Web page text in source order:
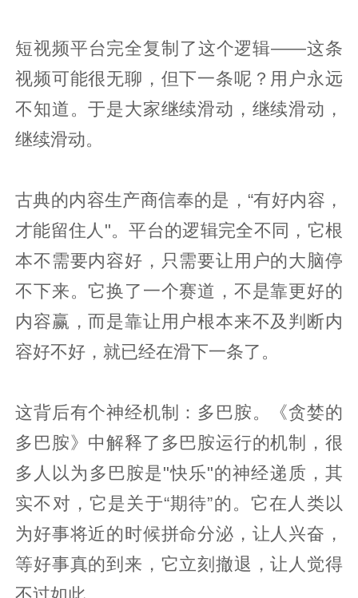
短视频平台完全复制了这个逻辑——这条
视频可能很无聊，但下一条呢？用户永远
不知道。于是大家继续滑动，继续滑动，
继续滑动。
古典的内容生产商信奉的是，“有好内容，
才能留住人"。平台的逻辑完全不同，它根
本不需要内容好，只需要让用户的大脑停
不下来。它换了一个赛道，不是靠更好的
内容赢，而是靠让用户根本来不及判断内
容好不好，就已经在滑下一条了。
这背后有个神经机制：多巴胺。《贪婪的
多巴胺》中解释了多巴胺运行的机制，很
多人以为多巴胺是"快乐"的神经递质，其
实不对，它是关于“期待”的。它在人类以
为好事将近的时候拼命分泌，让人兴奋，
等好事真的到来，它立刻撤退，让人觉得